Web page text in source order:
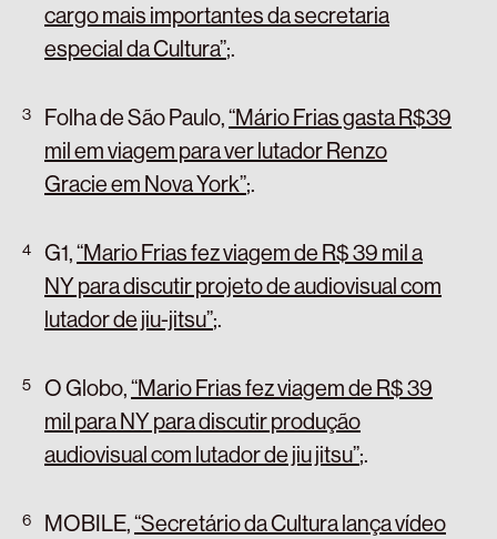
cargo mais importantes da secretaria
especial da Cultura”;.
Folha de São Paulo,“Mário Frias gasta R$39
mil em viagem para ver lutador Renzo
Gracie em Nova York”;.
G1,“Mario Frias fez viagem de R$ 39 mil a
NY para discutir projeto de audiovisual com
lutador de jiu-jitsu”;.
O Globo,“Mario Frias fez viagem de R$ 39
mil para NY para discutir produção
audiovisual com lutador de jiu jitsu”;.
MOBILE,“Secretário da Cultura lança vídeo